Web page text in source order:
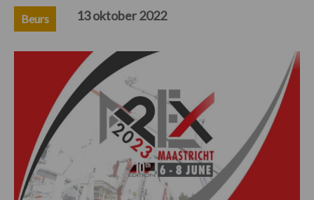
Beurs 13 oktober 2022